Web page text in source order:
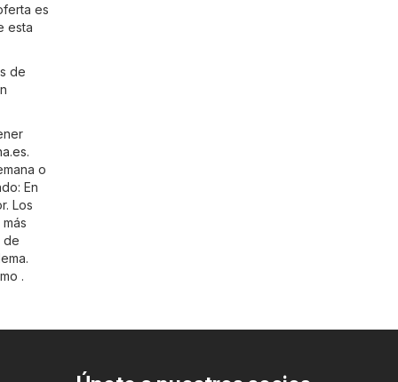
es
esta
de
.
o
En
Los
de
.